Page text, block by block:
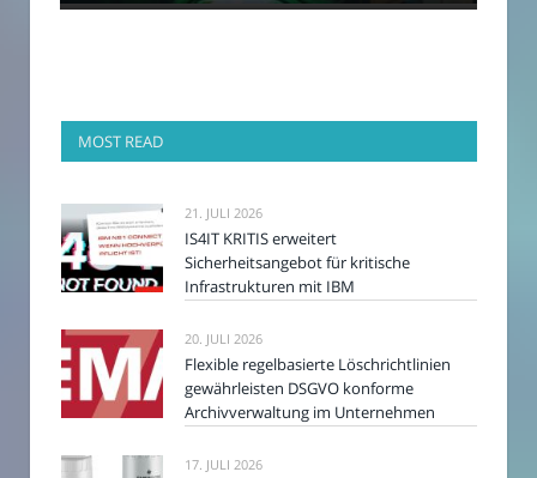
MOST READ
21. JULI 2026
IS4IT KRITIS erweitert
Sicherheitsangebot für kritische
Infrastrukturen mit IBM
20. JULI 2026
Flexible regelbasierte Löschrichtlinien
gewährleisten DSGVO konforme
Archivverwaltung im Unternehmen
17. JULI 2026